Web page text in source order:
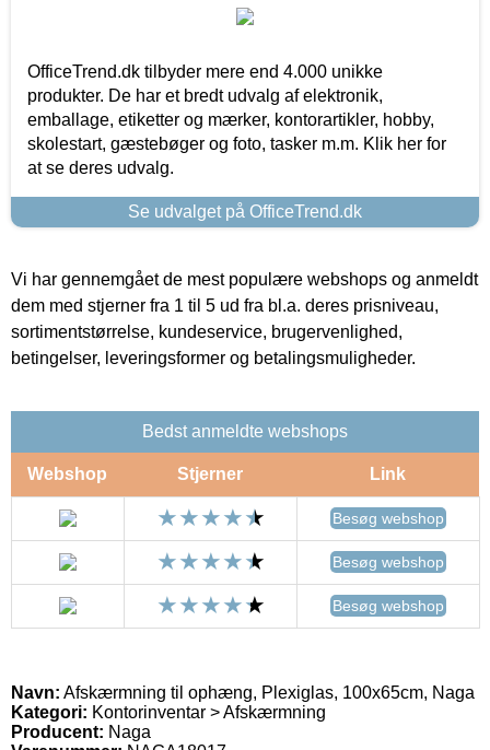
OfficeTrend.dk tilbyder mere end 4.000 unikke
produkter. De har et bredt udvalg af elektronik,
emballage, etiketter og mærker, kontorartikler, hobby,
skolestart, gæstebøger og foto, tasker m.m. Klik her for
at se deres udvalg.
Se udvalget på OfficeTrend.dk
Vi har gennemgået de mest populære webshops og anmeldt
dem med stjerner fra 1 til 5 ud fra bl.a. deres prisniveau,
sortimentstørrelse, kundeservice, brugervenlighed,
betingelser, leveringsformer og betalingsmuligheder.
Bedst anmeldte webshops
Webshop Stjerner Link
Besøg webshop
Besøg webshop
Besøg webshop
Navn: Afskærmning til ophæng, Plexiglas, 100x65cm, Naga
Kategori: Kontorinventar > Afskærmning
Producent: Naga